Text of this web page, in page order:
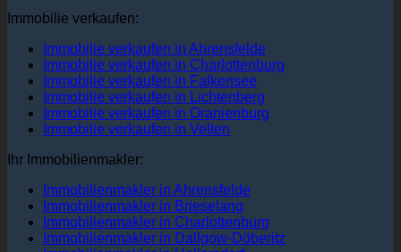
Immobilie verkaufen:
Immobilie verkaufen in Ahrensfelde
Immobilie verkaufen in Charlottenburg
Immobilie verkaufen in Falkensee
Immobilie verkaufen in Lichtenberg
Immobilie verkaufen in Oranienburg
Immobilie verkaufen in Velten
Ihr Immobilienmakler:
Immobilienmakler in Ahrensfelde
Immobilienmakler in Brieselang
Immobilienmakler in Charlottenburg
Immobilienmakler in Dallgow-Döberitz